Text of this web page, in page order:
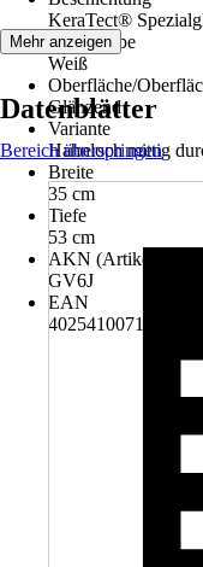
KeraTect®
Grundfarbe
Weiß
Oberfläche/
Glänzend
Variante
Hahnloch mittig
Breite
35 cm
Tiefe
53 cm
AKN
GV6J
EAN
4025410071705
Mehr anzeigen
Datenblätter
Bereich überspringen